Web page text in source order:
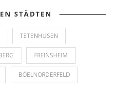
STÄDTEN
TETENHUSEN
FREINSHEIM
BÖELNORDERFELD